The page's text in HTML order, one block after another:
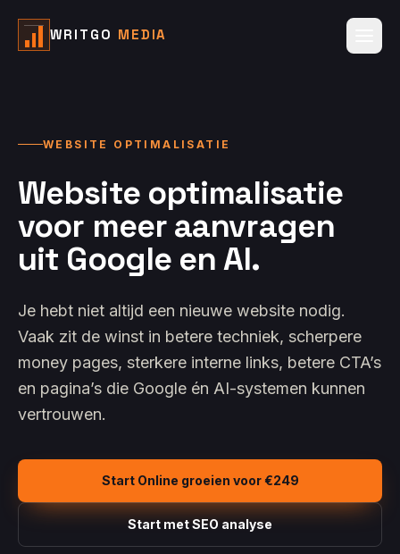
WRITGO MEDIA
WEBSITE OPTIMALISATIE
Website optimalisatie
voor meer aanvragen
uit Google en AI.
Je hebt niet altijd een nieuwe website nodig.
Vaak zit de winst in betere techniek, scherpere
money pages, sterkere interne links, betere CTA’s
en pagina’s die Google én AI-systemen kunnen
vertrouwen.
Start Online groeien voor €249
Start met SEO analyse